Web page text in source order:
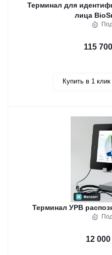
Терминал для
лица
115
Купить в 1 клик
Терминал УРВ
12